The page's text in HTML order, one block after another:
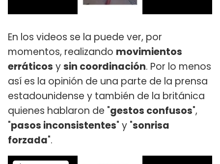
En los videos se la puede ver, por
momentos, realizando movimientos
erráticos ysin coordinación. Por lo menos
así es la opinión de una parte de la prensa
estadounidense y también de la británica
quienes hablaron de "gestos confusos",
"pasos inconsistentes" y "sonrisa
forzada".